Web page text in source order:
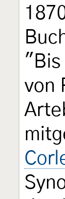
"Bis
von